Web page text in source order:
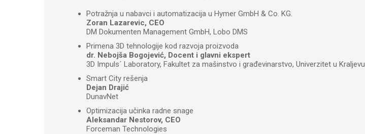
Potražnja u nabavci i automatizacija u Hymer GmbH & Co. KG.
Zoran Lazarevic, CEO
DM Dokumenten Management GmbH, Lobo DMS
Primena 3D tehnologije kod razvoja proizvoda
dr. Nebojša Bogojević, Docent i glavni ekspert
3D Impuls´ Laboratory, Fakultet za mašinstvo i građevinarstvo, Univerzitet u Kraljevu
Smart City rešenja
Dejan Drajić
DunavNet
Optimizacija učinka radne snage
Aleksandar Nestorov, CEO
Forceman Technologies